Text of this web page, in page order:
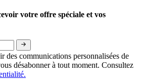
votre offre spéciale et vos
des communications personnalisées de
désabonner à tout moment. Consultez